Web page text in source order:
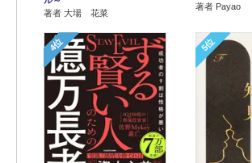
著者 大場 花菜
著者 Payao
4位 5位